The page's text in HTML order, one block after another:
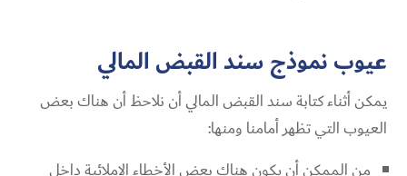
عيوب نموذج سند القبض المالي
يمكن أثناء كتابة سند القبض المالي أن نلاحظ أن هناك بعض
العيوب التي تظهر أمامنا ومنها:
من الممكن أن يكون هناك بعض الأخطاء الإملائية داخل